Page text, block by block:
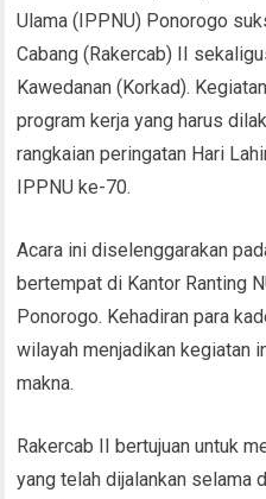
Ulama (IPPNU) Ponorogo
Cabang (Rakercab) II
Kawedanan (Korkad).
program kerja yang harus
rangkaian peringatan Hari
IPPNU ke-70.
Acara ini diselenggarakan
bertempat di Kantor Ranting
Ponorogo. Kehadiran para
wilayah menjadikan kegiatan
makna.
Rakercab II bertujuan untuk
yang telah dijalankan selama